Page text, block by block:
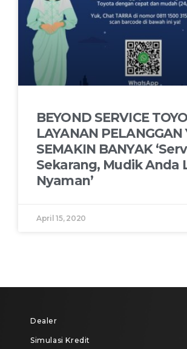
BEYOND SERVICE
LAYANAN PELANGGAN
SEMAKIN BANYAK
Sekarang, Mudik Anda
Nyaman’
April 15, 2020
Dealer
Simulasi Kredit